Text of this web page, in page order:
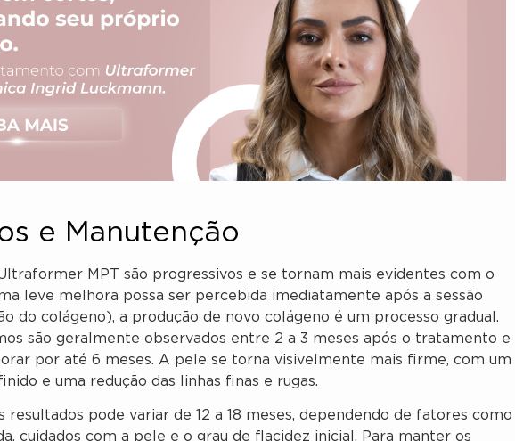
e Manutenção
MPT são progressivos e se tornam mais evidentes com o
leve melhora possa ser percebida imediatamente após a sessão
do colágeno), a produção de novo colágeno é um processo gradual.
são geralmente observados entre 2 a 3 meses após o tratamento e
por até 6 meses. A pele se torna visivelmente mais firme, com um
e uma redução das linhas finas e rugas.
resultados pode variar de 12 a 18 meses, dependendo de fatores como
cuidados com a pele e o grau de flacidez inicial. Para manter os